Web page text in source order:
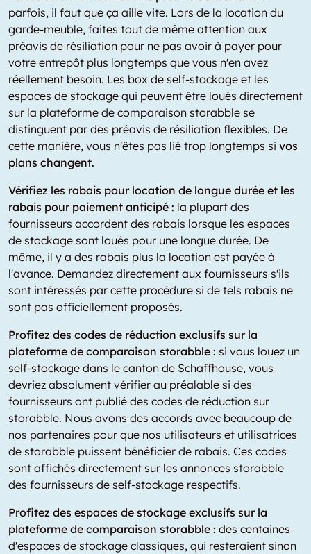
parfois, il faut que ça aille vite. Lors de la location du
garde-meuble, faites tout de même attention aux
préavis de résiliation pour ne pas avoir à payer pour
votre entrepôt plus longtemps que vous n'en avez
réellement besoin. Les box de self-stockage et les
espaces de stockage qui peuvent être loués directement
sur la plateforme de comparaison storabble se
distinguent par des préavis de résiliation flexibles. De
cette manière, vous n'êtes pas lié trop longtemps si vos
plans changent.
Vérifiez les rabais pour location de longue durée et les
rabais pour paiement anticipé : la plupart des
fournisseurs accordent des rabais lorsque les espaces
de stockage sont loués pour une longue durée. De
même, il y a des rabais plus la location est payée à
l'avance. Demandez directement aux fournisseurs s'ils
sont intéressés par cette procédure si de tels rabais ne
sont pas officiellement proposés.
Profitez des codes de réduction exclusifs sur la
plateforme de comparaison storabble : si vous louez un
self-stockage dans le canton de Schaffhouse, vous
devriez absolument vérifier au préalable si des
fournisseurs ont publié des codes de réduction sur
storabble. Nous avons des accords avec beaucoup de
nos partenaires pour que nos utilisateurs et utilisatrices
de storabble puissent bénéficier de rabais. Ces codes
sont affichés directement sur les annonces storabble
des fournisseurs de self-stockage respectifs.
Profitez des espaces de stockage exclusifs sur la
plateforme de comparaison storabble : des centaines
d'espaces de stockage classiques, qui resteraient sinon